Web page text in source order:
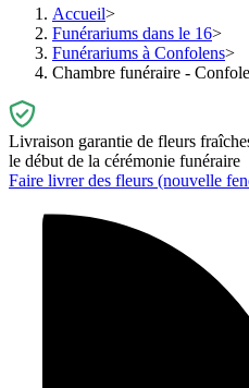
Accueil
Funérariums dans le 16
Funérariums à Confolens
Chambre funéraire -
Livraison garantie de fleurs
le début de la cérémonie funéraire
Faire livrer des fleurs (nouvelle